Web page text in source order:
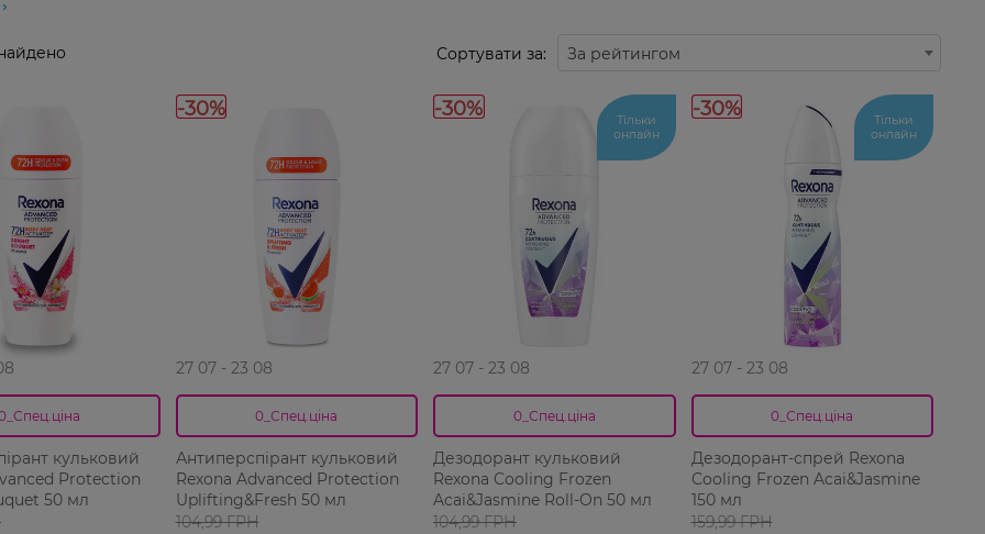
Сортувати за: За рейтингом
кульковий
Protection
50 мл
-30%
27 07 - 23 08
0_Спец.ціна
Антиперспірант кульковий
Rexona Advanced Protection
Uplifting&Fresh 50 мл
104,99 ГРН
-30%
Тільки
онлайн
27 07 - 23 08
0_Спец.ціна
Дезодорант кульковий
Rexona Cooling Frozen
Acai&Jasmine Roll‑On 50 мл
104,99 ГРН
-30%
Тільки
онлайн
27 07 - 23 08
0_Спец.ціна
Дезодорант-спрей Rexona
Cooling Frozen Acai&Jasmine
150 мл
159,99 ГРН